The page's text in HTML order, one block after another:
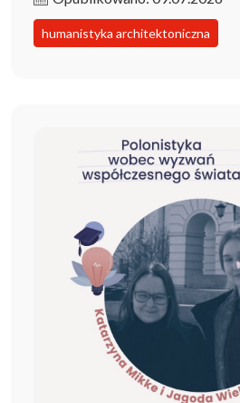
humanistyka architektoniczna